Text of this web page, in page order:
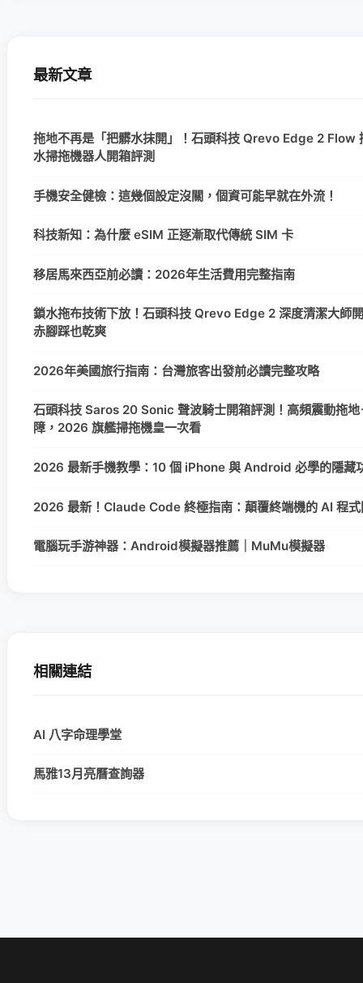
最新文章
拖地不再是「把髒水抹開」！石頭科技 Qrevo Edge 2 Flow
水掃拖機器人開箱評測
手機安全健檢：這幾個設定沒關，個資可能早就在外流！
科技新知：為什麼 eSIM 正逐漸取代傳統 SIM 卡
移居馬來西亞前必讀：2026年生活費用完整指南
鎖水拖布技術下放！石頭科技 Qrevo Edge 2 深度清潔大師
赤腳踩也乾爽
2026年美國旅行指南：台灣旅客出發前必讀完整攻略
石頭科技 Saros 20 Sonic 聲波騎士開箱評測！高頻震動拖
障，2026 旗艦掃拖機皇一次看
2026 最新手機教學：10 個 iPhone 與 Android 必學的隱藏
2026 最新！Claude Code 終極指南：顛覆終端機的 AI 程式
電腦玩手游神器：Android模擬器推薦｜MuMu模擬器
相關連結
AI 八字命理學堂
馬雅13月亮曆查詢器